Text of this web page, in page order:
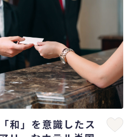
和」を意識したス